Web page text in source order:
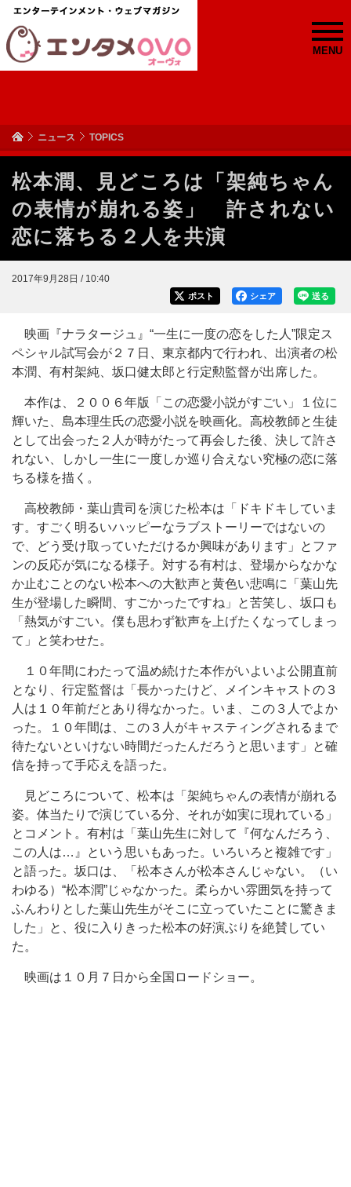
MENU
ニュース TOPICS
松本潤、見どころは「架純ちゃん
の表情が崩れる姿」 許されない
恋に落ちる２人を共演
2017年9月28日 / 10:40
送る
シェア
ポスト
映画『ナラタージュ』“一生に一度の恋をした人”限定ス
ペシャル試写会が２７日、東京都内で行われ、出演者の松
本潤、有村架純、坂口健太郎と行定勲監督が出席した。
本作は、２００６年版「この恋愛小説がすごい」１位に
輝いた、島本理生氏の恋愛小説を映画化。高校教師と生徒
として出会った２人が時がたって再会した後、決して許さ
れない、しかし一生に一度しか巡り合えない究極の恋に落
ちる様を描く。
高校教師・葉山貴司を演じた松本は「ドキドキしていま
す。すごく明るいハッピーなラブストーリーではないの
で、どう受け取っていただけるか興味があります」とファ
ンの反応が気になる様子。対する有村は、登場からなかな
か止むことのない松本への大歓声と黄色い悲鳴に「葉山先
生が登場した瞬間、すごかったですね」と苦笑し、坂口も
「熱気がすごい。僕も思わず歓声を上げたくなってしまっ
て」と笑わせた。
１０年間にわたって温め続けた本作がいよいよ公開直前
となり、行定監督は「長かったけど、メインキャストの３
人は１０年前だとあり得なかった。いま、この３人でよか
った。１０年間は、この３人がキャスティングされるまで
待たないといけない時間だったんだろうと思います」と確
信を持って手応えを語った。
見どころについて、松本は「架純ちゃんの表情が崩れる
姿。体当たりで演じている分、それが如実に現れている」
とコメント。有村は「葉山先生に対して『何なんだろう、
この人は…』という思いもあった。いろいろと複雑です」
と語った。坂口は、「松本さんが松本さんじゃない。（い
わゆる）“松本潤”じゃなかった。柔らかい雰囲気を持って
ふんわりとした葉山先生がそこに立っていたことに驚きま
した」と、役に入りきった松本の好演ぶりを絶賛してい
た。
映画は１０月７日から全国ロードショー。